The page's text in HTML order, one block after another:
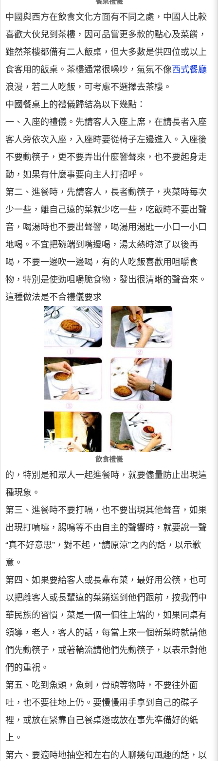
中國與西方在飲食文化方面有不同之處，中國人比較
喜歡大伙兒到茶樓，因可品嘗更多款的點心及菜餚，
雖然茶樓都備有二人飯桌，但大多數是供四位或以上
食客用的飯桌。茶樓通常很噪吵，氣氛不像西式餐廳
浪漫，若二人吃飯，可考慮不選擇去茶樓。
中國餐桌上的禮儀歸結為以下幾點：
一、入座的禮儀。先請客人入座上席，在請長者入座
客人旁依次入座，入座時要從椅子左邊進入。入座後
不要動筷子，更不要弄出什麼響聲來，也不要起身走
動，如果有什麼事要向主人打招呼。
第二、進餐時，先請客人，長者動筷子，夾菜時每次
少一些，離自己遠的菜就少吃一些，吃飯時不要出聲
音，喝湯時也不要出聲響，喝湯用湯匙一小口一小口
地喝。不宜把碗端到嘴邊喝，湯太熱時涼了以後再
喝，不要一邊吹一邊喝，有的人吃飯喜歡用咀嚼食
物，特別是使勁咀嚼脆食物，發出很清晰的聲音來。
這種做法是不合禮儀要求
飲食禮儀
的，特別是和眾人一起進餐時，就要儘量防止出現這
種現象。
第三、進餐時不要打嗝，也不要出現其他聲音，如果
出現打噴嚏，腸鳴等不由自主的聲響時，就要說一聲
“真不好意思”，對不起，“請原涼”之內的話，以示歉
意。
第四、如果要給客人或長輩布菜，最好用公筷，也可
以把離客人或長輩遠的菜餚送到他們跟前，按我們中
華民族的習慣，菜是一個一個往上端的，如果同桌有
領導，老人，客人的話，每當上來一個新菜時就請他
們先動筷子，或著輪流請他們先動筷子，以表示對他
們的重視。
第五、吃到魚頭，魚刺，骨頭等物時，不要往外面
吐，也不要往地上仍。要慢慢用手拿到自己的碟子
裡，或放在緊靠自己餐桌邊或放在事先準備好的紙
上。
第六、要適時地抽空和左右的人聊幾句風趣的話，以